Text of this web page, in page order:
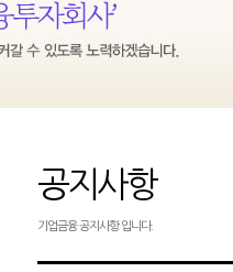
공지사항
기업금융 공지사항 입니다.